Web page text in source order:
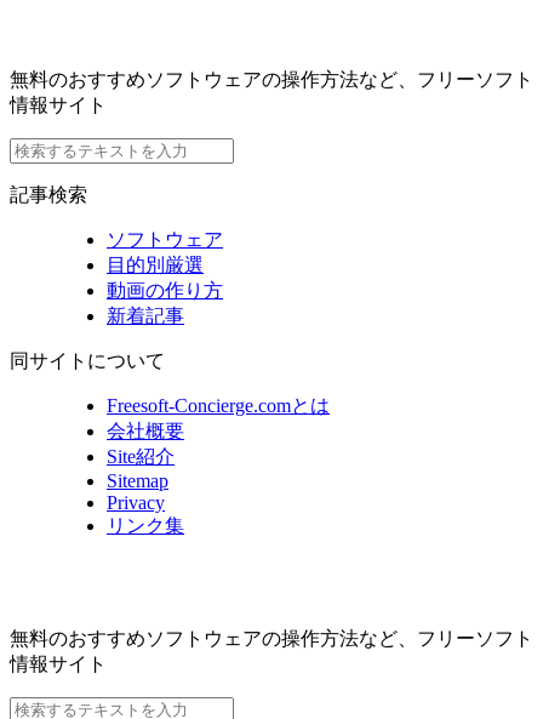
無料のおすすめソフトウェアの操作方法など、フリーソフト
情報サイト
記事検索
ソフトウェア
目的別厳選
動画の作り方
新着記事
同サイトについて
Freesoft-Concierge.comとは
会社概要
Site紹介
Sitemap
Privacy
リンク集
無料のおすすめソフトウェアの操作方法など、 フリーソフト
情報サイト